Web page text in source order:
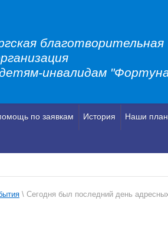
благотворительная
инвалидам
по заявкам История Наши
\ Сегодня был последний день